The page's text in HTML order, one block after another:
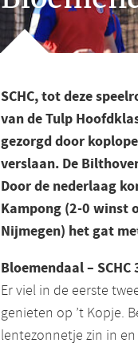
SCHC, tot deze
van de Tulp
gezorgd door
verslaan. De
Door de nederlaag
Kampong (2-0 winst
Nijmegen) het gat
Bloemendaal – SCHC
Er viel in de eerste
genieten op ’t Kopje.
lentezonnetje zin in